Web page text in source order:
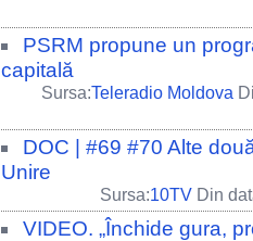
PSRM propune un
capitală
Sursa:Teleradio Moldova
DOC | #69 #70 Alte
Unire
Sursa:10TV Din
VIDEO. „Închide gura,